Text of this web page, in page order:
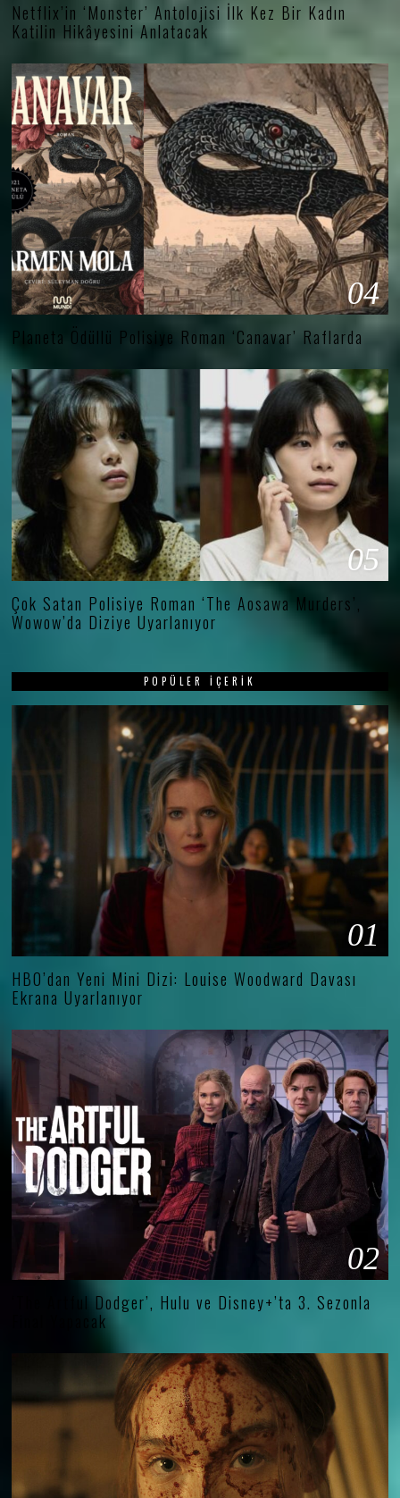
Netflix’in ‘Monster’ Antolojisi İlk Kez Bir Kadın
Katilin Hikâyesini Anlatacak
04
Planeta Ödüllü Polisiye Roman ‘Canavar’ Raflarda
05
Çok Satan Polisiye Roman ‘The Aosawa Murders’,
Wowow’da Diziye Uyarlanıyor
POPÜLER İÇERIK
01
HBO’dan Yeni Mini Dizi: Louise Woodward Davası
Ekrana Uyarlanıyor
02
‘The Artful Dodger’, Hulu ve Disney+’ta 3. Sezonla
Final Yapacak